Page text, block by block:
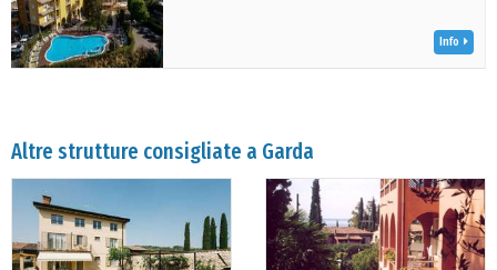
Info
Altre strutture consigliate a Garda